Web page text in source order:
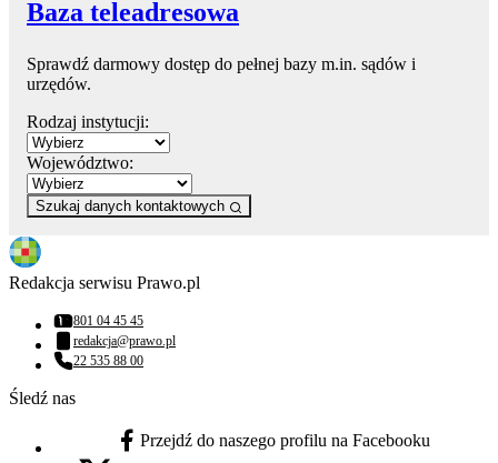
Baza teleadresowa
Sprawdź darmowy dostęp do pełnej bazy m.in. sądów i
urzędów.
Rodzaj instytucji:
Województwo:
Szukaj danych kontaktowych
Redakcja serwisu Prawo.pl
Numer telefonu:
801 04 45 45
Adres email:
redakcja@prawo.pl
Numer telefonu:
22 535 88 00
Śledź nas
facebook - otwiera się w nowej karcie
Przejdź do naszego profilu na Facebooku